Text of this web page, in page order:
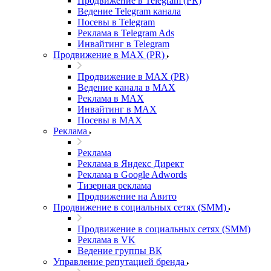
Ведение Telegram канала
Посевы в Telegram
Реклама в Telegram Ads
Инвайтинг в Telegram
Продвижение в MAX (PR)
Продвижение в MAX (PR)
Ведение канала в MAX
Реклама в MAX
Инвайтинг в MAX
Посевы в MAX
Реклама
Реклама
Реклама в Яндекс Директ
Реклама в Google Adwords
Тизерная реклама
Продвижение на Авито
Продвижение в социальных сетях (SMM)
Продвижение в социальных сетях (SMM)
Реклама в VK
Ведение группы ВК
Управление репутацией бренда